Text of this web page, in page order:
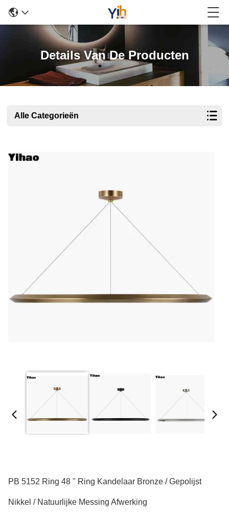
Details Van De Producten
Alle Categorieën
PB 5152 Ring 48 " Ring Kandelaar Bronze / Gepolijst
Nikkel / Natuurlijke Messing Afwerking